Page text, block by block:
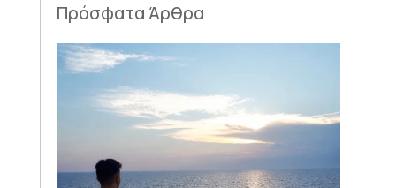
Πρόσφατα Άρθρα